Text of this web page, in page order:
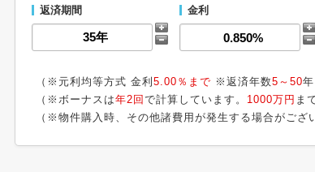
返済期間 金利
（※元利均等方式 金利 5.00％まで ※返済年数5～50
（※ボーナスは年2回 で計算しています。 1000万円 ま
（※物件購入時、その他諸費用が発生する場合がござ